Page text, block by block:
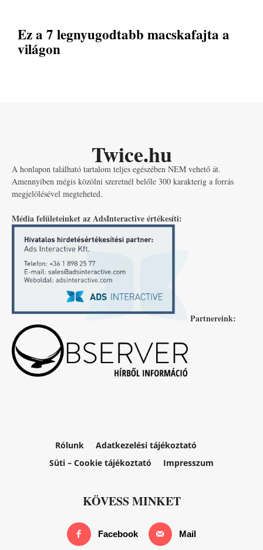
Ez a 7 legnyugodtabb macskafajta a
világon
Twice.hu
A honlapon található tartalom teljes egészében NEM vehető át.
Amennyiben mégis közölni szeretnél belőle 300 karakterig a forrás
megjelölésével megteheted.
Média felületeinket az AdsInteractive értékesíti:
Partnereink:
Rólunk
Adatkezelési tájékoztató
Süti – Cookie tájékoztató
Impresszum
KÖVESS MINKET
Facebook Mail